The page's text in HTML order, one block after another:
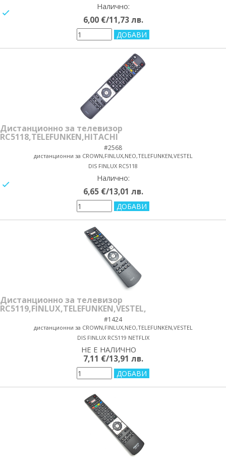
Налично:
6,00 €/11,73 лв.
Дистанционно за телевизор
RC5118,TELEFUNKEN,HITACHI
#2568
дистанционни за CROWN,FINLUX,NEO,TELEFUNKEN,VESTEL
DIS FINLUX RC5118
Налично:
6,65 €/13,01 лв.
Дистанционно за телевизор
RC5119,FINLUX,TELEFUNKEN,VESTEL,
#1424
дистанционни за CROWN,FINLUX,NEO,TELEFUNKEN,VESTEL
DIS FINLUX RC5119 NETFLIX
НЕ Е НАЛИЧНО
7,11 €/13,91 лв.